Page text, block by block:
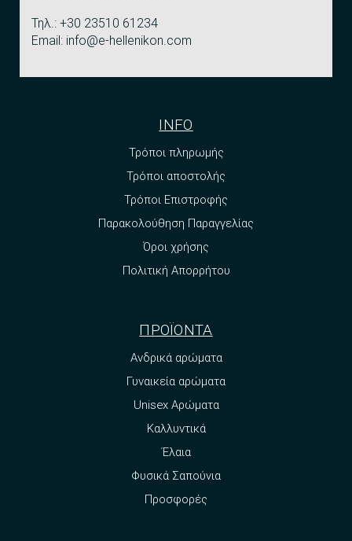
Τηλ.: +30 23510 61234
Email: info@e-hellenikon.com
INFO
Τρόποι πληρωμής
Τρόποι αποστολής
Τρόποι Επιστροφής
Παρακολούθηση Παραγγελίας
Όροι χρήσης
Πολιτική Απορρήτου
ΠΡΟΪΟΝΤΑ
Ανδρικά αρώματα
Γυναικεία αρώματα
Unisex Αρώματα
Καλλυντικά
Έλαια
Φυσικά Σαπούνια
Προσφορές